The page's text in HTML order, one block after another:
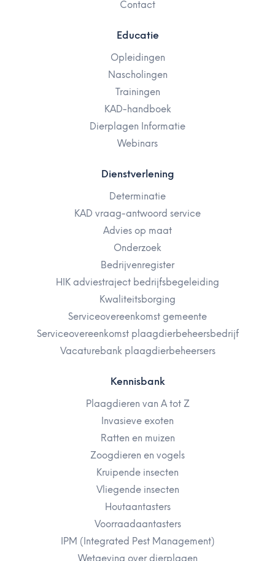
Contact
Educatie
Opleidingen
Nascholingen
Trainingen
KAD-handboek
Dierplagen Informatie
Webinars
Dienstverlening
Determinatie
KAD vraag-antwoord service
Advies op maat
Onderzoek
Bedrijvenregister
HIK adviestraject bedrijfsbegeleiding
Kwaliteitsborging
Serviceovereenkomst gemeente
Serviceovereenkomst plaagdierbeheersbedrijf
Vacaturebank plaagdierbeheersers
Kennisbank
Plaagdieren van A tot Z
Invasieve exoten
Ratten en muizen
Zoogdieren en vogels
Kruipende insecten
Vliegende insecten
Houtaantasters
Voorraadaantasters
IPM (Integrated Pest Management)
Wetgeving over dierplagen